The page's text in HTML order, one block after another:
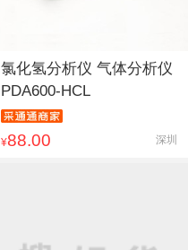
氯化氢分析仪 气体分析仪
PDA600-HCL
¥88.00 深圳